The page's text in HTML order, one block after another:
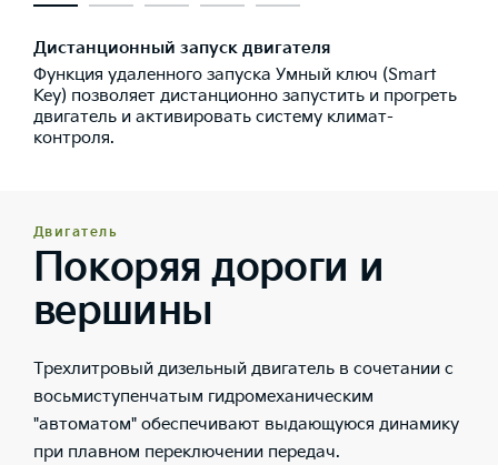
Дистанционный запуск двигателя
Функция удаленного запуска Умный ключ (Smart
Key) позволяет дистанционно запустить и прогреть
двигатель и активировать систему климат-
контроля.
Двигатель
Покоряя дороги и
вершины
Трехлитровый дизельный двигатель в сочетании с
восьмиступенчатым гидромеханическим
"автоматом" обеспечивают выдающуюся динамику
при плавном переключении передач.